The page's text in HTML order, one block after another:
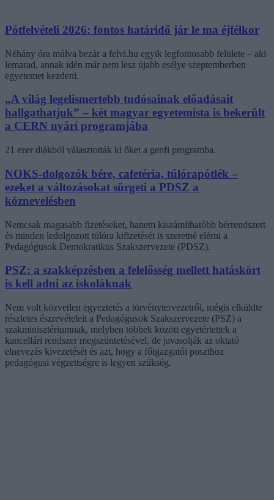
Pótfelvételi 2026: fontos határidő jár le ma éjfélkor
Néhány óra múlva bezár a felvi.hu egyik legfontosabb felülete – aki
lemarad, annak idén már nem lesz újabb esélye szeptemberben
egyetemet kezdeni.
„A világ legelismertebb tudósainak előadásait
hallgathatjuk” – két magyar egyetemista is bekerült
a CERN nyári programjába
21 ezer diákból választották ki őket a genfi programba.
NOKS-dolgozók bére, cafetéria, túlórapótlék –
ezeket a változásokat sürgeti a PDSZ a
köznevelésben
Nemcsak magasabb fizetéseket, hanem kiszámíthatóbb bérrendszert
és minden ledolgozott túlóra kifizetését is szeretné elérni a
Pedagógusok Demokratikus Szakszervezete (PDSZ).
PSZ: a szakképzésben a felelősség mellett hatáskört
is kell adni az iskoláknak
Nem volt közvetlen egyeztetés a törvénytervezetről, mégis elküldte
részletes észrevételeit a Pedagógusok Szakszervezete (PSZ) a
szakminisztériumnak, melyben többek között egyetértettek a
kancellári rendszer megszüntetésével, de javasolják az oktató
elnevezés kivezetését és azt, hogy a főigazgatói poszthoz
pedagógusi végzettségre is legyen szükség.